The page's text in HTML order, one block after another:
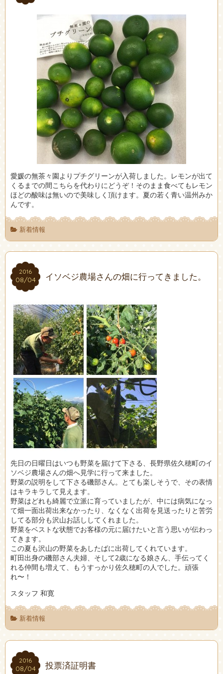
愛媛の無茶々園よりプチグリーンが入荷しました。レモンが出て
くるまでの間こちらを代わりにどうぞ！そのまま食べてもレモン
ほどの酸味は無いので美味しく頂けます。夏の若く青い温州みか
んです。
新着情報
2016
08/04
2016
08/04 イソベジ農場さんの畑に行ってきました。
先日の日曜日はいつも野菜を届けて下さる、長野県佐久穂町のイ
ソベジ農場さんの畑へ見学に行って来ました。
野菜の説明をして下さる磯部さん。とても楽しそうで、その表情
はキラキラして見えます。
野菜はどれも綺麗で立派に育っていましたが、中には病気になっ
て畑一面出荷出来なかったり、なくなく出荷を見送ったりと苦労
してる部分も沢山お話ししてくれました。
野菜をベストな状態でお客様の元に届けたいと言う思いが伝わっ
てきます。
この夏も沢山の野菜をあしたばに出荷してくれています。
町田出身の磯部さん夫婦、そして2歳になる娘さん、手伝ってく
れる仲間も増えて、もうすっかり佐久穂町の人でした。頑張
れ〜！
スタッフ 和寛
新着情報
2016
08/04
2016
08/04 投票済証明書